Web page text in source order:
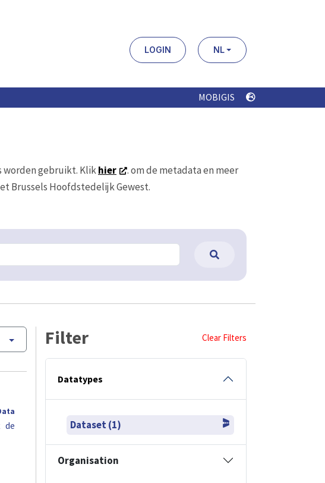
LOGIN NL
MOBIGIS
worden gebruikt. Klikhier
. om de metadata en meer
Brussels Hoofdstedelijk Gewest.
de
Filter Clear Filters
Datatypes
Dataset (1)
Organisation